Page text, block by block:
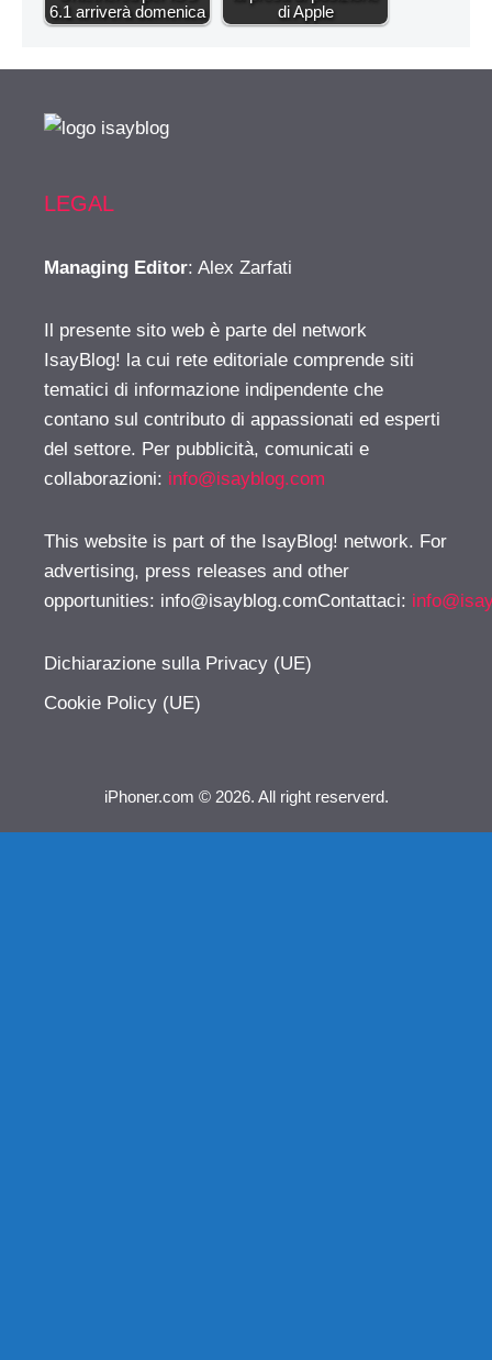
6.1 arriverà domenica
di Apple
LEGAL
Managing Editor: Alex Zarfati
Il presente sito web è parte del network
IsayBlog! la cui rete editoriale comprende siti
tematici di informazione indipendente che
contano sul contributo di appassionati ed esperti
del settore. Per pubblicità, comunicati e
collaborazioni: info@isayblog.com
This website is part of the IsayBlog! network. For
advertising, press releases and other
opportunities: info@isayblog.comContattaci:
Dichiarazione sulla Privacy (UE)
Cookie Policy (UE)
iPhoner.com © 2026. All right reserverd.